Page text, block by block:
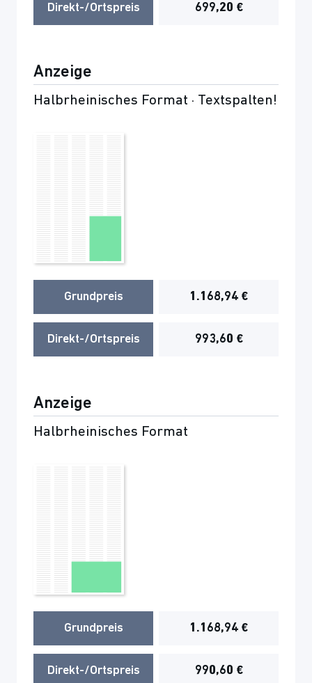
Direkt-/Ortspreis 699,20 €
Anzeige
Halbrheinisches Format · Textspalten!
Grundpreis 1.168,94 €
Direkt-/Ortspreis 993,60 €
Anzeige
Halbrheinisches Format
Grundpreis 1.168,94 €
Direkt-/Ortspreis 990,60 €